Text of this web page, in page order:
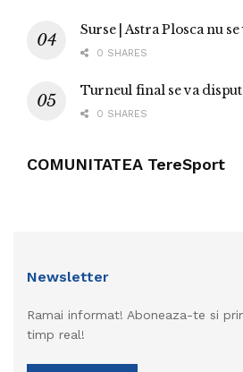
Surse | Astra Plosca nu
0 SHARES
Turneul final se va
0 SHARES
COMUNITATEA TereSport
Newsletter
Ramai informat! Aboneaza-te si
timp real!